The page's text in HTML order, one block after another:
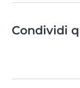
Condividi